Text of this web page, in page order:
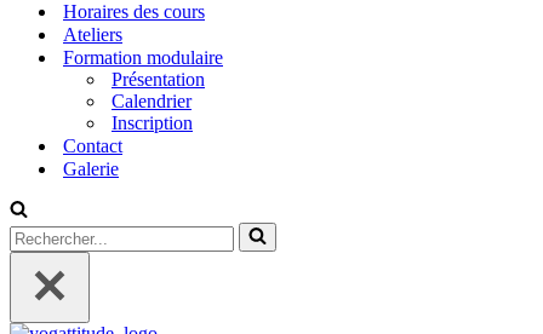
Horaires des cours
Ateliers
Formation modulaire
Présentation
Calendrier
Inscription
Contact
Galerie
Rechercher...